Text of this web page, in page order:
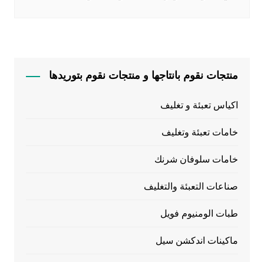
منتجات نقوم بانتاجها و منتجات نقوم بتوريدها
اكياس تعبئة و تغليف
خامات تعبئة وتغليف
خامات سلوفان شرنك
صناعات التعبئة والتغليف
طبات الومنيوم فويل
ماكينات اندكشن سيل